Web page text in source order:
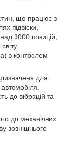
що працює з
підвіски,
3000 позицій,
з контролем
для
до вібрацій та
до механічних
зовнішнього